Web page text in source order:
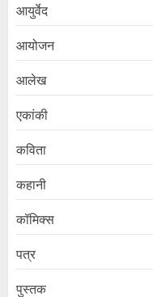
आयुर्वेद
आयोजन
आलेख
एकांकी
कविता
कहानी
कॉमिक्स
पत्र
पुस्तक